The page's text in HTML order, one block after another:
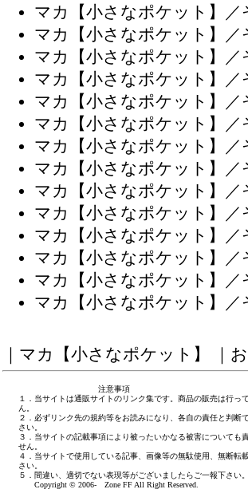
マカ【小さなポケット】／
マカ【小さなポケット】／
マカ【小さなポケット】／
マカ【小さなポケット】／
マカ【小さなポケット】／
マカ【小さなポケット】／
マカ【小さなポケット】／
マカ【小さなポケット】／
マカ【小さなポケット】／
マカ【小さなポケット】／
マカ【小さなポケット】／
マカ【小さなポケット】／
マカ【小さなポケット】／
マカ【小さなポケット】／
｜ マカ【小さなポケット】 ｜
注意事項
１．当サイトは通販サイトのリンク集です。商品の販売は行っ
ん。
２．必ずリンク先の規約等をお読みになり、各自の責任と判断
さい。
３．当サイトの記載事項により被ったいかなる被害についても
せん。
４．当サイトで使用している記事、画像等の無駄使用、無断転
さい。
５．間違い、適切でない表現等がございましたら ご一報下さい
Copyright © 2006- Zone FF All Right Reserved.